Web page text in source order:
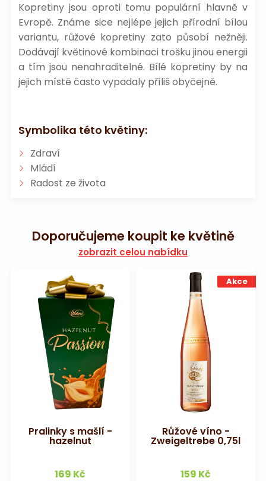
Kopretiny jsou oproti tomu populární hlavně v
Evropě. Známe sice nejlépe jejich přírodní bílou
variantu, růžové kopretiny zato působí nežněji.
Dodávají květinové kombinaci trošku jinou energii
a tím jsou nenahraditelné. Bílé kopretiny by na
jejich místě často vypadaly příliš obyčejně.
Symbolika této květiny:
Zdraví
Mládí
Radost ze života
Doporučujeme koupit ke květině
zobrazit celou nabídku
Pralinky s mašlí -
hazelnut
169 Kč
Akce
Růžové víno -
Zweigeltrebe 0,75l
159 Kč